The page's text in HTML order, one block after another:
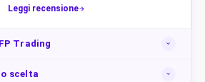
Leggi recensione
Trading
scelta